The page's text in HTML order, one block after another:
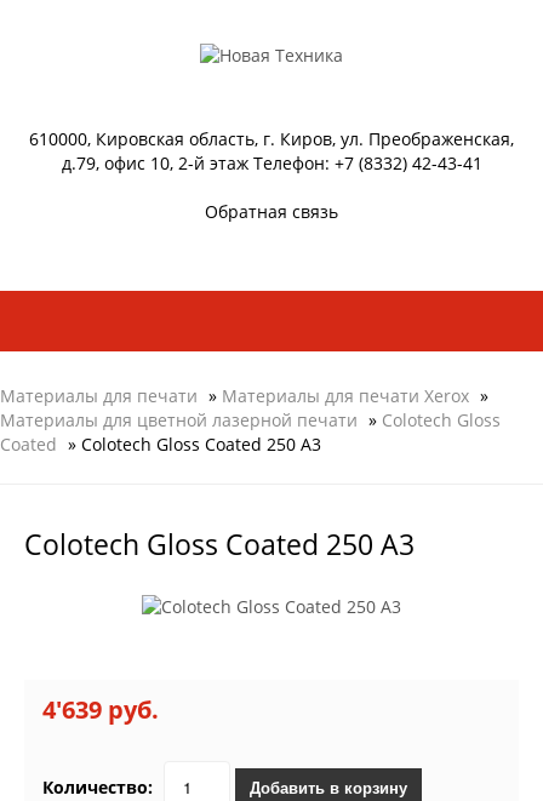
610000, Кировская область, г. Киров, ул. Преображенская,
д.79, офис 10, 2-й этаж Телефон: +7 (8332) 42-43-41
Обратная связь
Материалы для печати » Материалы для печати Xerox »
Материалы для цветной лазерной печати » Colotech Gloss
Coated » Colotech Gloss Coated 250 A3
Colotech Gloss Coated 250 A3
4'639 руб.
Количество: Добавить в корзину